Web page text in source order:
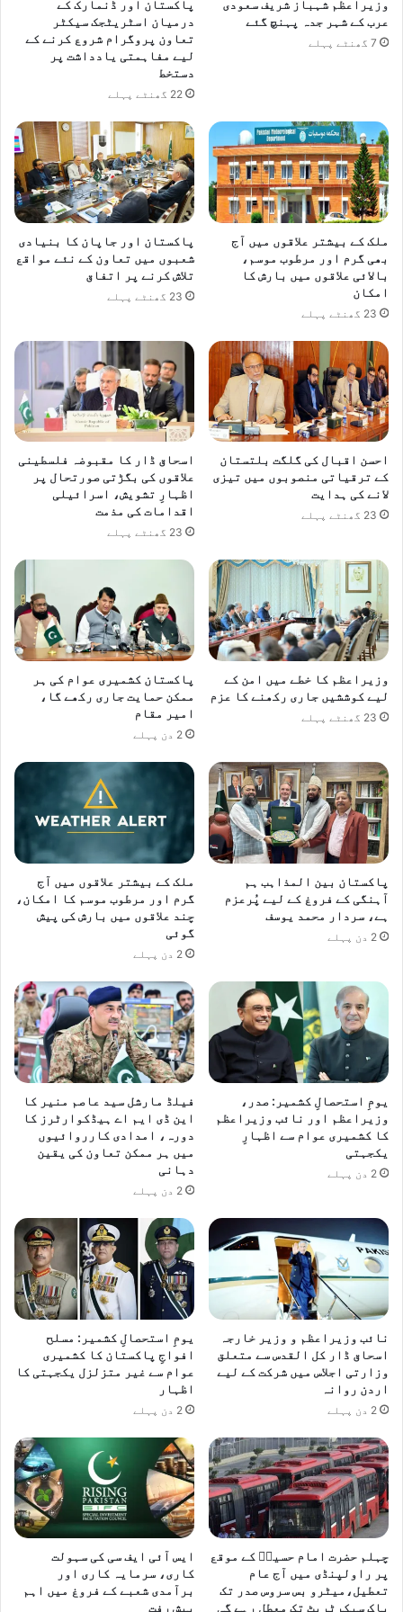
گ
ا
ی
ے
پ
و
ر
ط
ر
ح
پ
ر
ع
م
ہ
ے
،
ا
ی
ئ
ر
ف
وزیراعظم شہباز شریف سعودی
عرب کے شہر جدہ پہنچ گئے
7 گھنٹے پہلے
پاکستان اور ڈنمارک کے
درمیان اسٹریٹجک سیکٹر
تعاون پروگرام شروع کرنے کے
لیے مفاہمتی یادداشت پر
دستخط
22 گھنٹے پہلے
ملک کے بیشتر علاقوں میں آج
بھی گرم اور مرطوب موسم،
بالائی علاقوں میں بارش کا
امکان
23 گھنٹے پہلے
پاکستان اور جاپان کا بنیادی
شعبوں میں تعاون کے نئے مواقع
تلاش کرنے پر اتفاق
23 گھنٹے پہلے
احسن اقبال کی گلگت بلتستان
کے ترقیاتی منصوبوں میں تیزی
لانے کی ہدایت
23 گھنٹے پہلے
اسحاق ڈار کا مقبوضہ فلسطینی
علاقوں کی بگڑتی صورتحال پر
اظہارِ تشویش، اسرائیلی
اقدامات کی مذمت
23 گھنٹے پہلے
وزیراعظم کا خطے میں امن کے
لیے کوششیں جاری رکھنے کا عزم
23 گھنٹے پہلے
پاکستان کشمیری عوام کی ہر
ممکن حمایت جاری رکھے گا،
امیر مقام
2 دن پہلے
پاکستان بین المذاہب ہم
آہنگی کے فروغ کے لیے پُرعزم
ہے، سردار محمد یوسف
2 دن پہلے
ملک کے بیشتر علاقوں میں آج
گرم اور مرطوب موسم کا امکان،
چند علاقوں میں بارش کی پیش
گوئی
2 دن پہلے
یومِ استحصالِ کشمیر: صدر،
وزیراعظم اور نائب وزیراعظم
کا کشمیری عوام سے اظہارِ
یکجہتی
2 دن پہلے
فیلڈ مارشل سید عاصم منیر کا
این ڈی ایم اے ہیڈکوارٹرز کا
دورہ، امدادی کارروائیوں
میں ہر ممکن تعاون کی یقین
دہانی
2 دن پہلے
نائب وزیراعظم و وزیر خارجہ
اسحاق ڈار کل القدس سے متعلق
وزارتی اجلاس میں شرکت کے لیے
اردن روانہ
2 دن پہلے
یومِ استحصالِ کشمیر: مسلح
افواجِ پاکستان کا کشمیری
عوام سے غیر متزلزل یکجہتی کا
اظہار
2 دن پہلے
چہلم حضرت امام حسینؓ کے موقع
پر راولپنڈی میں آج عام
تعطیل،میٹرو بس سروس صدر تک
پاک سیکرٹریٹ تک معطل رہے گی
ایس آئی ایف سی کی سہولت
کاری، سرمایہ کاری اور
برآمدی شعبے کے فروغ میں اہم
پیش رفت